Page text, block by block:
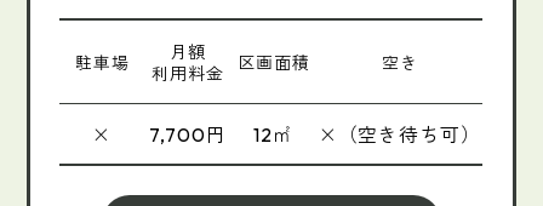
駐車場
月額
利用料金
区画面積 空き
× 7,700円 12 ㎡ ×（空き待ち可）